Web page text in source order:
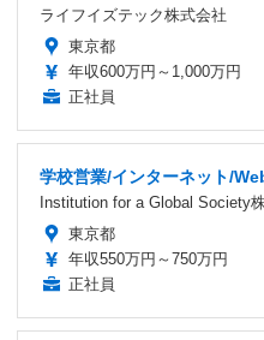
ライフイズテック株式会社
東京都
年収600万円～1,000万円
正社員
学校営業/インターネット/
Institution for a Global Society
東京都
年収550万円～750万円
正社員